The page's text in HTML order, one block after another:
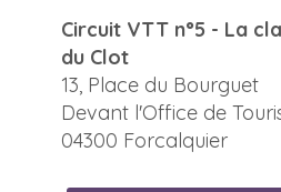
Circuit VTT n°5 - La
du Clot
13, Place du Bourguet
Devant l'Office de
04300 Forcalquier